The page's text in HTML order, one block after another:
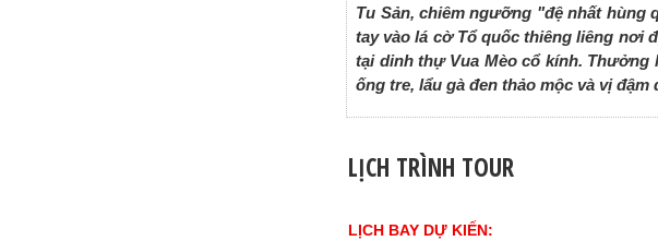
Tu Sản, chiêm ngưỡng "đệ nhất hùng
tay vào lá cờ Tổ quốc thiêng liêng nơi
tại dinh thự Vua Mèo cổ kính.
ống tre, lẩu gà đen thảo mộc và vị
LỊCH TRÌNH TOUR
LỊCH BAY DỰ KIẾN: